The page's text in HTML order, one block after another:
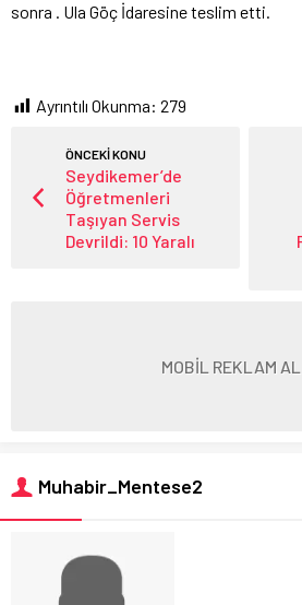
sonra . Ula Göç İdaresine teslim etti.
Ayrıntılı Okunma: 279
ÖNCEKİ KONU
Seydikemer’de
Öğretmenleri
Taşıyan Servis
Devrildi: 10 Yaralı
MOBİL REKLAM
Muhabir_Mentese2